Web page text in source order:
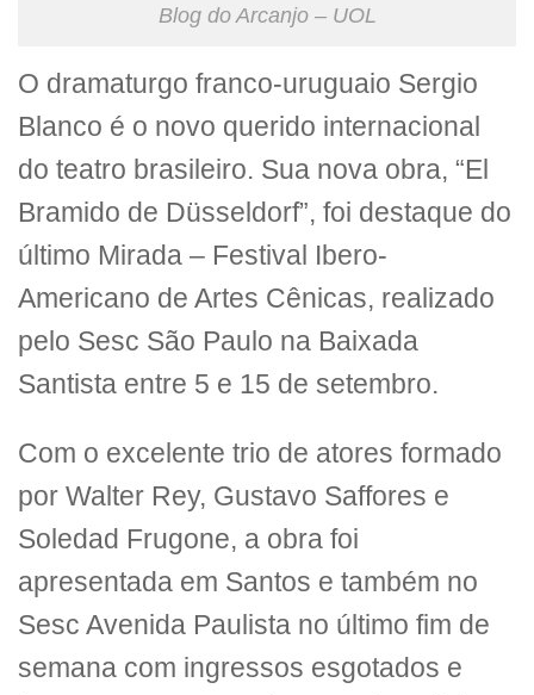
Blog do Arcanjo – UOL
O dramaturgo franco-uruguaio Sergio
Blanco é o novo querido internacional
do teatro brasileiro. Sua nova obra, “El
Bramido de Düsseldorf”, foi destaque do
último Mirada – Festival Ibero-
Americano de Artes Cênicas, realizado
pelo Sesc São Paulo na Baixada
Santista entre 5 e 15 de setembro.
Com o excelente trio de atores formado
por Walter Rey, Gustavo Saffores e
Soledad Frugone, a obra foi
apresentada em Santos e também no
Sesc Avenida Paulista no último fim de
semana com ingressos esgotados e